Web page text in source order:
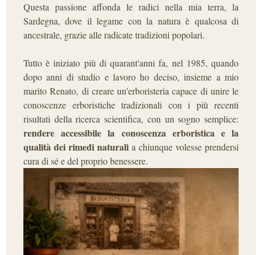
Questa passione affonda le radici nella mia terra, la
Sardegna, dove il legame con la natura è qualcosa di
ancestrale, grazie alle radicate tradizioni popolari.
Tutto è iniziato più di quarant'anni fa, nel 1985, quando
dopo anni di studio e lavoro ho deciso, insieme a mio
marito Renato, di creare un'erboristeria capace di unire le
conoscenze erboristiche tradizionali con i più recenti
risultati della ricerca scientifica, con un sogno semplice:
rendere accessibile la conoscenza erboristica e la
qualità dei rimedi naturali a chiunque volesse prendersi
cura di sé e del proprio benessere.